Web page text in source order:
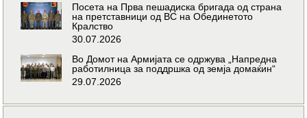
Посета на Прва пешадиска бригада од страна
на претставници од ВС на Обединетото
Кралство
30.07.2026
Во Домот на Армијата се одржува „Напредна
работилница за поддршка од земја домаќин“
29.07.2026